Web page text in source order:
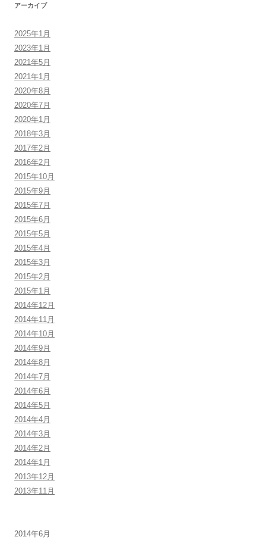
アーカイブ
2025年1月
2023年1月
2021年5月
2021年1月
2020年8月
2020年7月
2020年1月
2018年3月
2017年2月
2016年2月
2015年10月
2015年9月
2015年7月
2015年6月
2015年5月
2015年4月
2015年3月
2015年2月
2015年1月
2014年12月
2014年11月
2014年10月
2014年9月
2014年8月
2014年7月
2014年6月
2014年5月
2014年4月
2014年3月
2014年2月
2014年1月
2013年12月
2013年11月
2014年6月